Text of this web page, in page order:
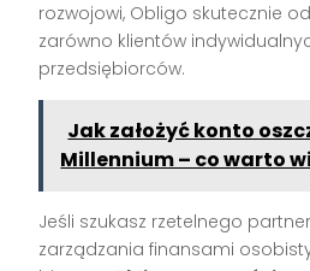
rozwojowi, Obligo skutecznie
zarówno klientów
przedsiębiorców.
Jak założyć konto
Millennium – co warto
Jeśli szukasz rzetelnego
zarządzania finansami